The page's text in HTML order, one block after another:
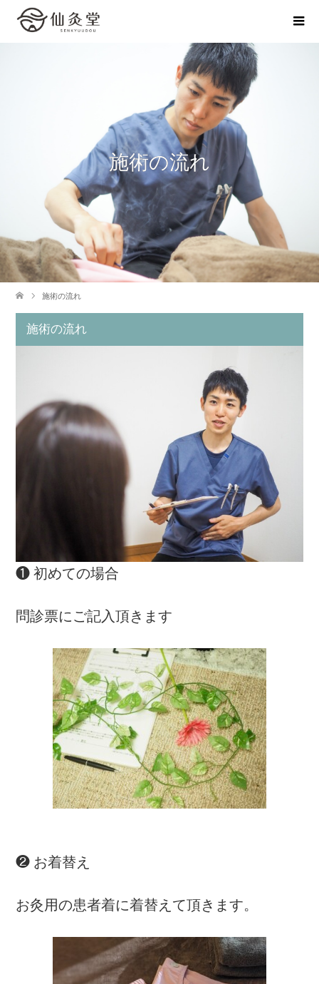
施術の流れ
施術の流れ
施術の流れ
❶ 初めての場合
問診票にご記入頂きます
❷ お着替え
お灸用の患者着に着替えて頂きます。